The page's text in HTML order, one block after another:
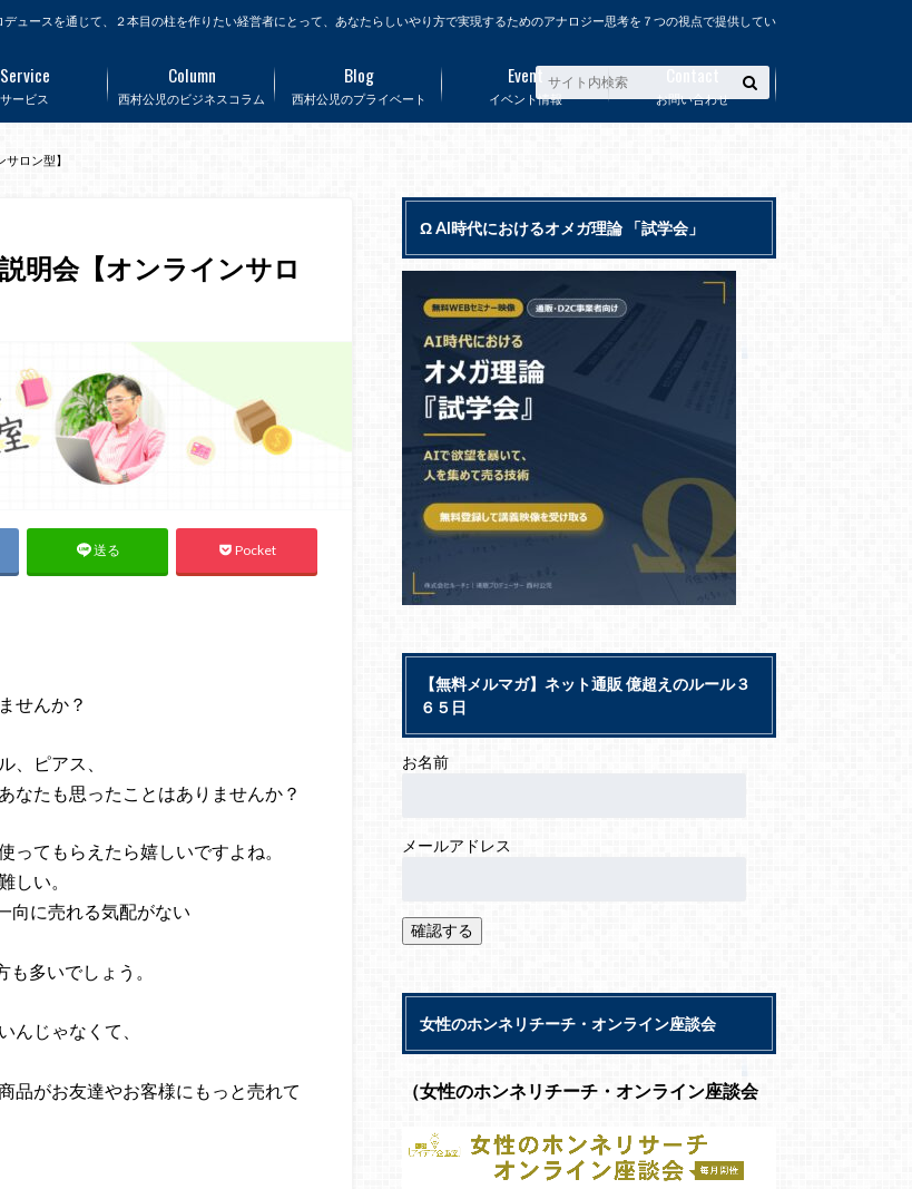
ュースを通じて、２本目の柱を作りたい経営者にとって、あなたらしいやり方で実現するためのアナロジー思考を７つの視点で提供してい
サービス
Service
西村公児のビジネスコラム
Column
西村公児のプライベート
Blog
イベント情報
Event
お問い合わせ
ロン型】
明会【オンラインサロ
送る Pocket
せんか？
、ピアス、
なたも思ったことはありませんか？
ってもらえたら嬉しいですよね。
しい。
向に売れる気配がない
多いでしょう。
んじゃなくて、
品がお友達やお客様にもっと売れて
Ω AI時代におけるオメガ理論 「試学会」
【無料メルマガ】ネット通販 億超えのルール３
６５日
お名前
メールアドレス
女性のホンネリチーチ・オンライン座談会
（女性のホンネリチーチ・オンライン座談会